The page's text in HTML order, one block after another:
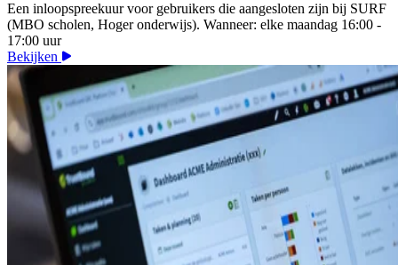
Een inloopspreekuur voor gebruikers die aangesloten zijn bij SURF
(MBO scholen, Hoger onderwijs). Wanneer: elke maandag 16:00 -
17:00 uur
Bekijken